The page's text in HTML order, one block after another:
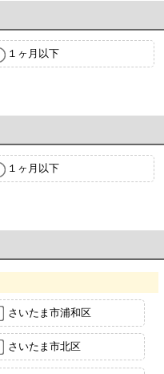
１ヶ月以下
１ヶ月以下
さいたま市浦和区
さいたま市北区